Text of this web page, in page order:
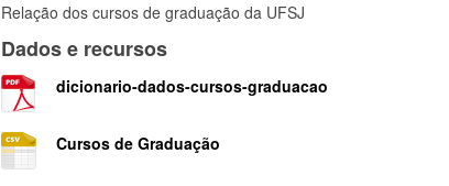
Relação dos cursos de graduação da UFSJ
Dados e recursos
dicionario-dados-cursos-graduacao
Cursos de Graduação